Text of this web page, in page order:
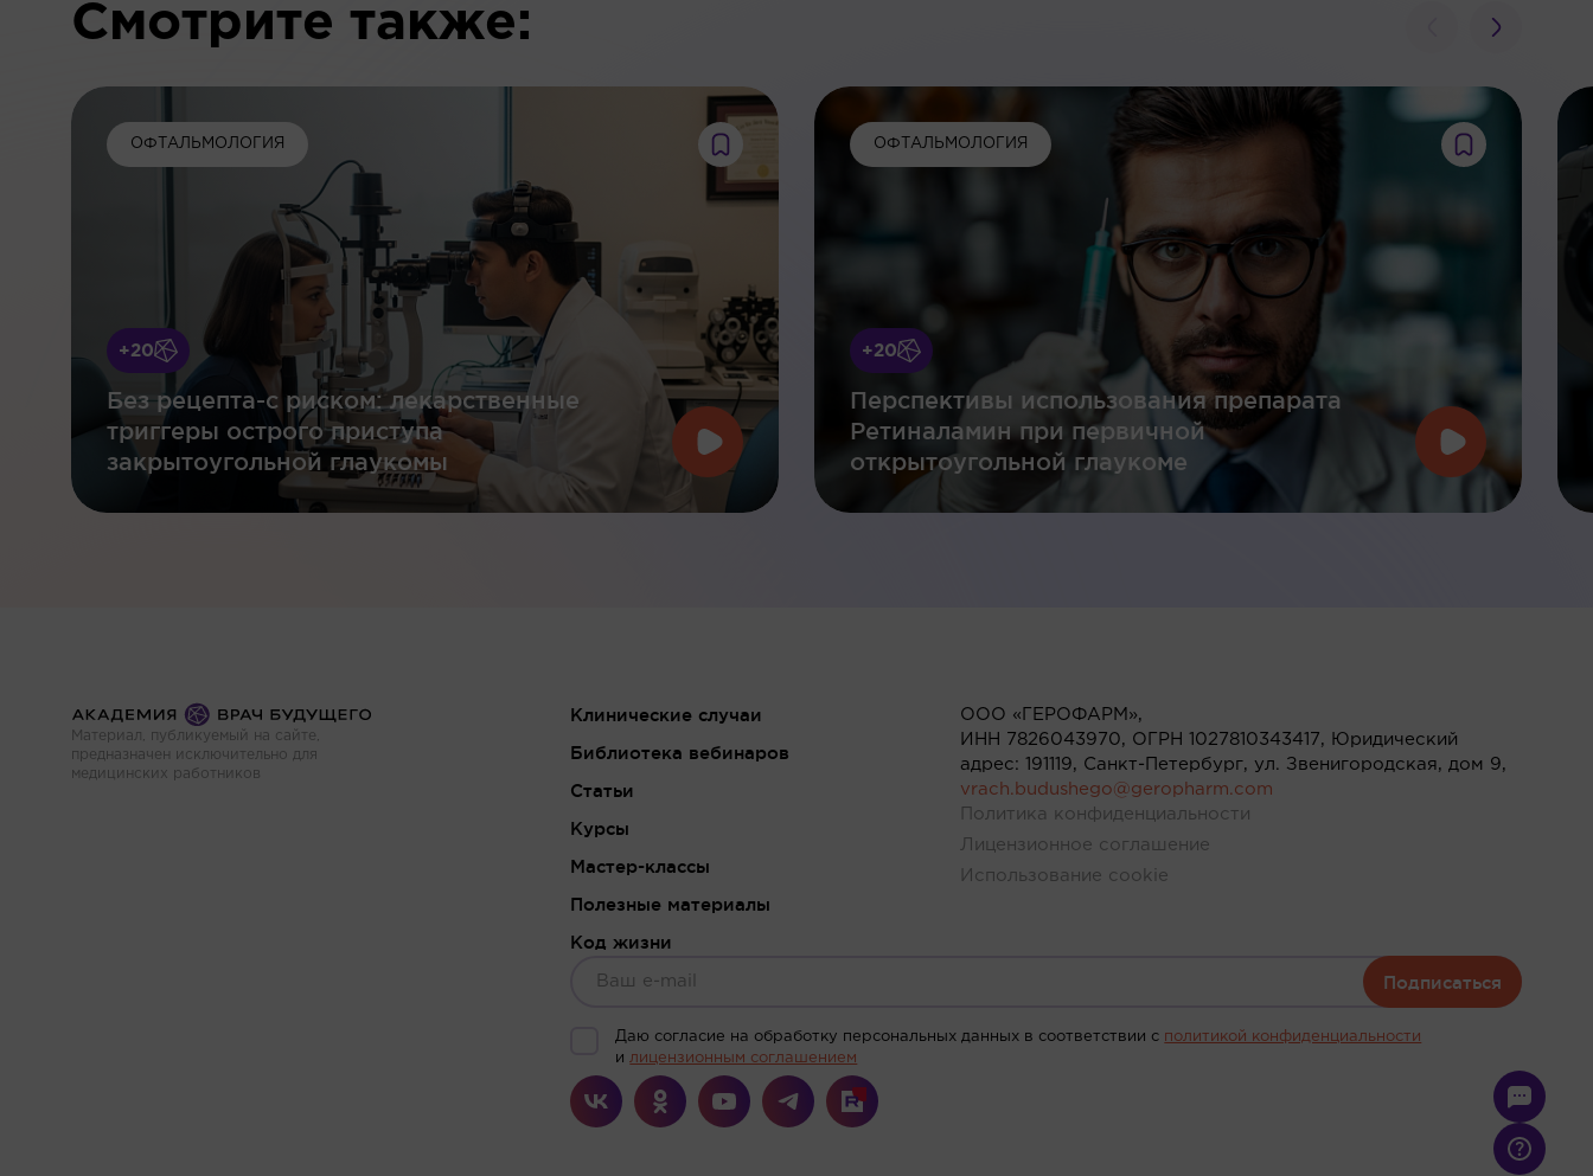
Смотрите также:
ОФТАЛЬМОЛОГИЯ
+20
Без рецепта-с риском: лекарственные
триггеры острого приступа
закрытоугольной глаукомы
ОФТАЛЬМОЛОГИЯ
+20
Перспективы использования препарата
Ретиналамин при первичной
открытоугольной глаукоме
Материал, публикуемый на сайте,
предназначен исключительно для
медицинских работников
Клинические случаи
Библиотека вебинаров
Статьи
Курсы
Мастер-классы
Полезные материалы
Код жизни
ООО «ГЕРОФАРМ»,
ИНН 7826043970, ОГРН 1027810343417, Юридический
адрес: 191119, Санкт-Петербург, ул. Звенигородская, дом 9,
vrach.budushego@geropharm.com
Политика конфиденциальности
Лицензионное соглашение
Использование cookie
Подписаться
Даю согласие на обработку персональных данных в соответствии c политикой конфиденциальности
илицензионным соглашением